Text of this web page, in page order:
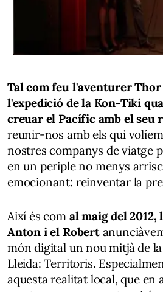
Tal com feu l'aventurer
l'expedició de la Kon-Tiki
creuar el Pacífic amb el seu
reunir-nos amb els qui
nostres companys de viatge
en un periple no menys
emocionant: reinventar la
Així és com al maig del 2012,
Anton i el Robert
món digital un nou mitjà de
Lleida: Territoris.
aquesta realitat local, que en